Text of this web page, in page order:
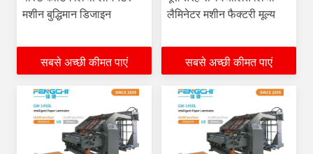
मशीन बुद्धिमान डिजाइन
सबसे अच्छी कीमत पाएं
लैमिनेटर मशीन फैक्टरी मूल्य
सबसे अच्छी कीमत पाएं